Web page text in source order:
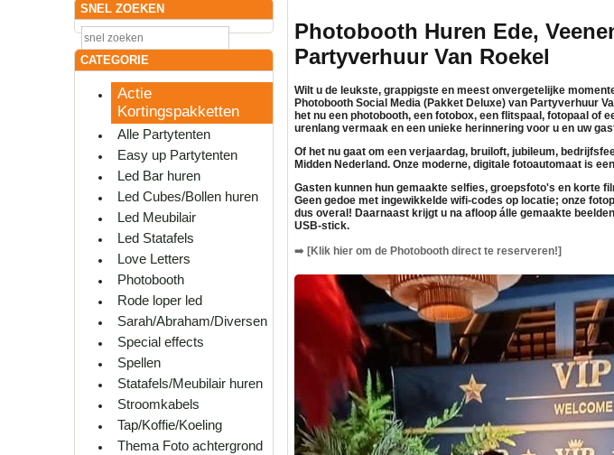
SNEL ZOEKEN
CATEGORIE
Actie
Kortingspakketten
Alle Partytenten
Easy up Partytenten
Led Bar huren
Led Cubes/Bollen huren
Led Meubilair
Led Statafels
Love Letters
Photobooth
Rode loper led
Sarah/Abraham/Diversen
Special effects
Spellen
Statafels/Meubilair huren
Stroomkabels
Tap/Koffie/Koeling
Thema Foto achtergrond
Photobooth Huren Ede,
Partyverhuur Van Roekel
Wilt u de leukste, grappigste en meest onvergetelijke
Photobooth Social Media (Pakket Deluxe) van Partyverhuur
het nu een photobooth, een fotobox, een flitspaal , fotopaal of
urenlang vermaak en een unieke herinnering voor u en uw
Of het nu gaat om een verjaardag, bruiloft, jubileum,
Midden Nederland. Onze moderne, digitale fotoautomaat is
Gasten kunnen hun gemaakte selfies, groepsfoto's en korte
Geen gedoe met ingewikkelde wifi-codes op locatie; onze
dus overal! Daarnaast krijgt u na afloop álle gemaakte
USB-stick.
➡️ [Klik hier om de Photobooth direct te reserveren!]